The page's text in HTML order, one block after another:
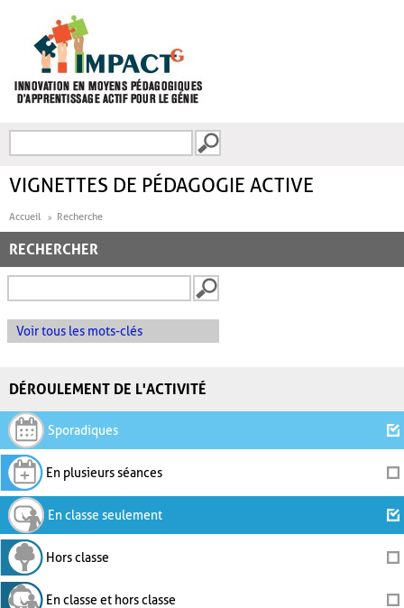
FORMULAIRE DE
VIGNETTES DE PÉDAGOGIE ACTIVE
Accueil Recherche
RECHERCHER
Voir tous les mots-clés
DÉROULEMENT DE L'ACTIVITÉ
Sporadiques
En plusieurs séances
En classe seulement
Hors classe
En classe et hors classe